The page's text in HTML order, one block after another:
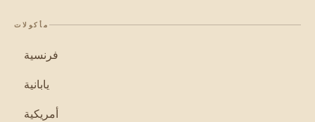
مأكولات
فرنسية
يابانية
أمريكية